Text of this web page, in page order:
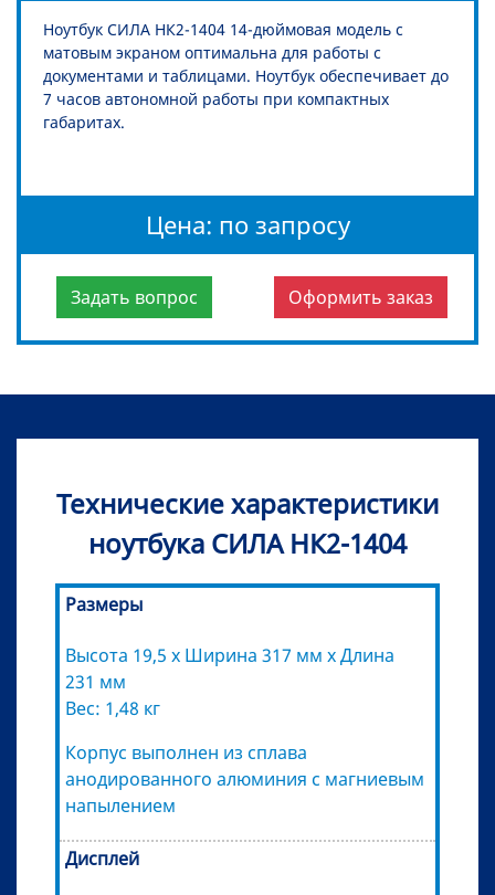
Ноутбук СИЛА НК2-1404 14-дюймовая модель с
матовым экраном оптимальна для работы с
документами и таблицами. Ноутбук обеспечивает до
7 часов автономной работы при компактных
габаритах.
Цена: по запросу
Задать вопрос Оформить заказ
Технические характеристики
ноутбука СИЛА НК2-1404
Размеры
Высота 19,5 x Ширина 317 мм х Длина
231 мм
Вес: 1,48 кг
Корпус выполнен из сплава
анодированного алюминия с магниевым
напылением
Дисплей